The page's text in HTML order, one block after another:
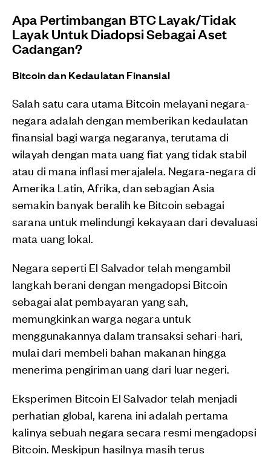
Apa Pertimbangan BTC Layak/Tidak
Layak Untuk Diadopsi Sebagai Aset
Cadangan?
Bitcoin dan Kedaulatan Finansial
Salah satu cara utama Bitcoin melayani negara-
negara adalah dengan memberikan kedaulatan
finansial bagi warga negaranya, terutama di
wilayah dengan mata uang fiat yang tidak stabil
atau di mana inflasi merajalela. Negara-negara di
Amerika Latin, Afrika, dan sebagian Asia
semakin banyak beralih ke Bitcoin sebagai
sarana untuk melindungi kekayaan dari devaluasi
mata uang lokal.
Negara seperti El Salvador telah mengambil
langkah berani dengan mengadopsi Bitcoin
sebagai alat pembayaran yang sah,
memungkinkan warga negara untuk
menggunakannya dalam transaksi sehari-hari,
mulai dari membeli bahan makanan hingga
menerima pengiriman uang dari luar negeri.
Eksperimen Bitcoin El Salvador telah menjadi
perhatian global, karena ini adalah pertama
kalinya sebuah negara secara resmi mengadopsi
Bitcoin. Meskipun hasilnya masih terus